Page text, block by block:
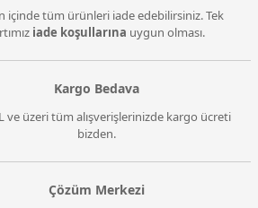
içinde tüm ürünleri iade edebilirsiniz. Tek
iade koşullarına uygun olması.
Kargo Bedava
ve üzeri tüm alışverişlerinizde kargo ücreti
bizden.
Çözüm Merkezi